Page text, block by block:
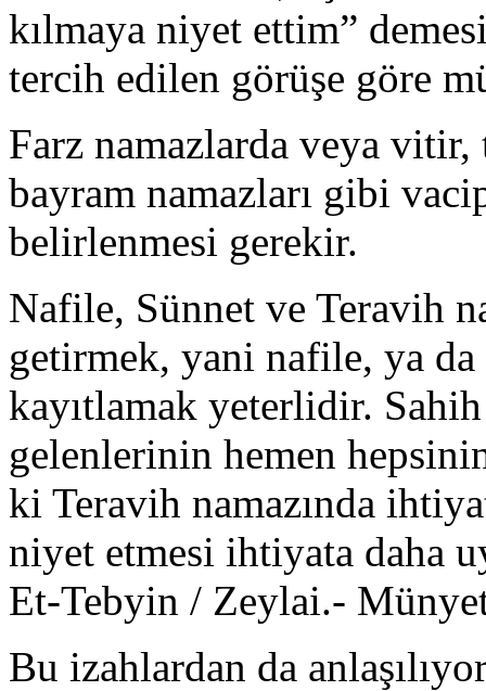
kılmaya niyet ettim”
tercih edilen görüşe göre
Farz namazlarda veya vitir,
bayram namazları gibi
belirlenmesi gerekir.
Nafile, Sünnet ve Teravih
getirmek, yani nafile, ya da
kayıtlamak yeterlidir.
gelenlerinin hemen
ki Teravih namazında
niyet etmesi ihtiyata daha
Et-Tebyin / Zeylai.-
Bu izahlardan da